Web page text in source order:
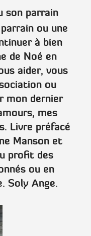
son parrain
ou une
à bien
de Noé en
aider, vous
ou
mon dernier
mes
Livre préfacé
Manson et
profit des
ou en
Soly Ange.